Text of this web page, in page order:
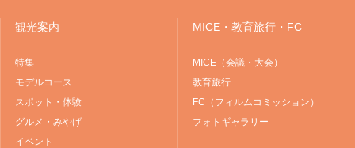
観光案内
特集
モデルコース
スポット・体験
グルメ・みやげ
イベント
MICE・教育旅行・FC
MICE（会議・大会）
教育旅行
FC（フィルムコミッション）
フォトギャラリー